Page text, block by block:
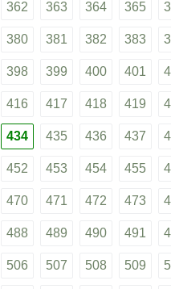
362 363 364 365
380 381 382 383
398 399 400 401
416 417 418 419
434 435 436 437
452 453 454 455
470 471 472 473
488 489 490 491
506 507 508 509